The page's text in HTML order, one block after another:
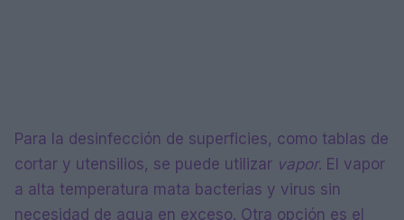
Para la desinfección de superficies, como tablas de
cortar y utensilios, se puede utilizar vapor. El vapor
a alta temperatura mata bacterias y virus sin
necesidad de agua en exceso. Otra opción es el